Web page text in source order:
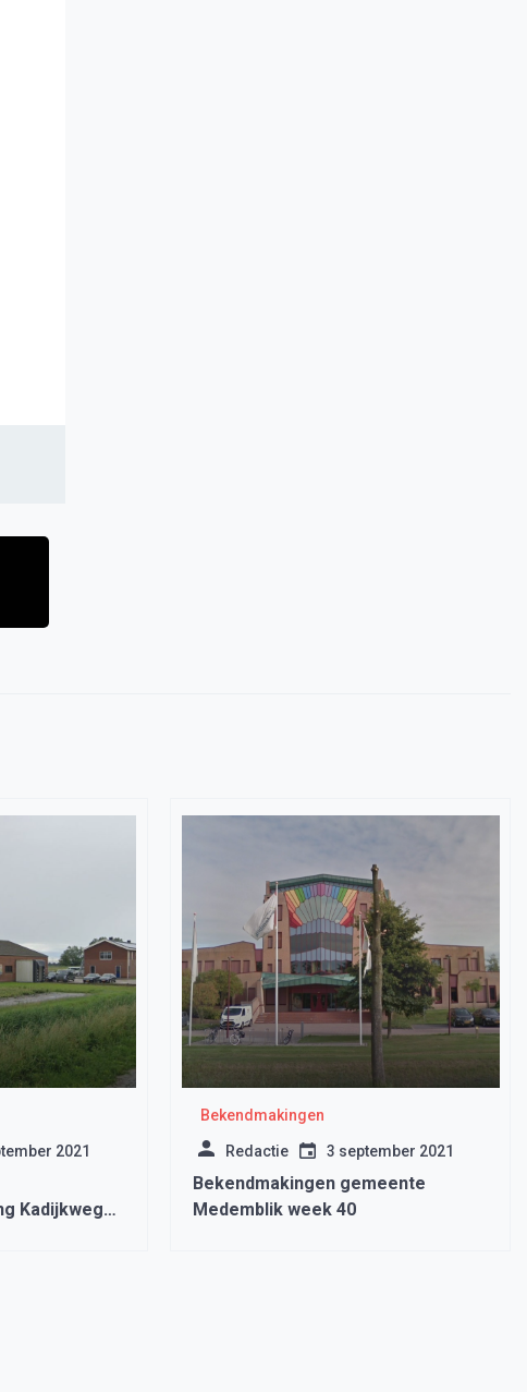
2021
Kadijkweg
Bekendmakingen
Redactie 3 september 2021
Bekendmakingen gemeente
Medemblik week 40